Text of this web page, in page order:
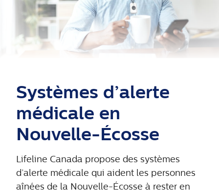
Systèmes d’alerte
médicale en
Nouvelle-Écosse
Lifeline Canada propose des systèmes
d’alerte médicale qui aident les personnes
aînées de la Nouvelle-Écosse à rester en